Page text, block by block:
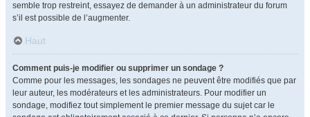
semble trop restreint, essayez de demander à un administrateur du forum
s’il est possible de l’augmenter.
Haut
Comment puis-je modifier ou supprimer un sondage ?
Comme pour les messages, les sondages ne peuvent être modifiés que par
leur auteur, les modérateurs et les administrateurs. Pour modifier un
sondage, modifiez tout simplement le premier message du sujet car le